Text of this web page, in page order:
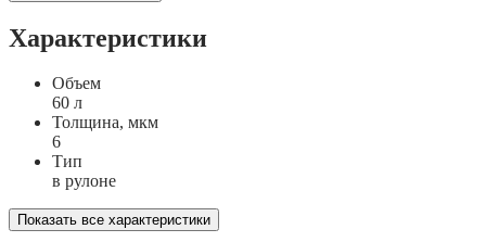
Характеристики
Объем
60 л
Толщина, мкм
6
Тип
в рулоне
Показать все характеристики